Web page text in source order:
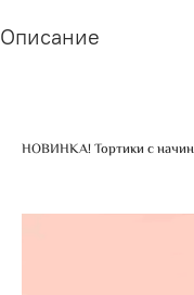
Описание
НОВИНКА! Тортики с